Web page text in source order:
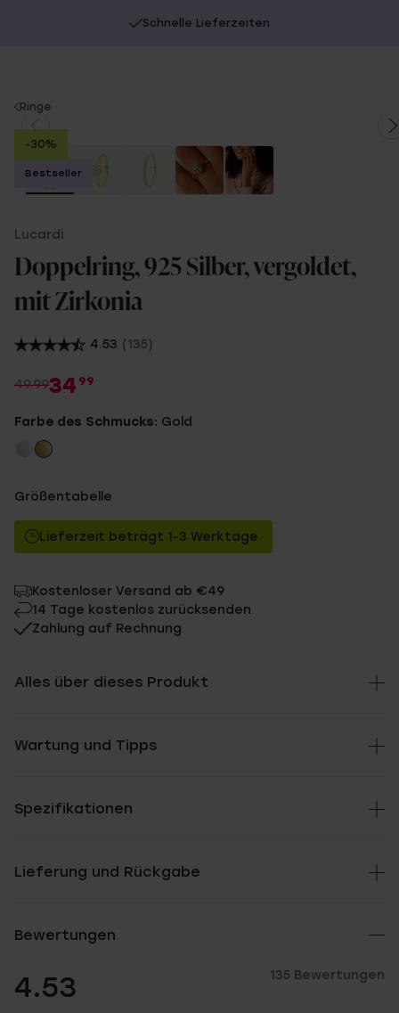
Schnelle Lieferzeiten
You
are
here:
Ringe
-30%
Bestseller
Lucardi
Doppelring, 925 Silber, vergoldet,
mit Zirkonia
4.53 (135)
49.9934 99
Farbe des Schmucks: Gold
Größentabelle
Lieferzeit beträgt 1-3 Werktage
Kostenloser Versand ab €49
14 Tage kostenlos zurücksenden
Zahlung auf Rechnung
Alles über dieses Produkt
Wartung und Tipps
Spezifikationen
Lieferung und Rückgabe
Bewertungen
4.53 135 Bewertungen